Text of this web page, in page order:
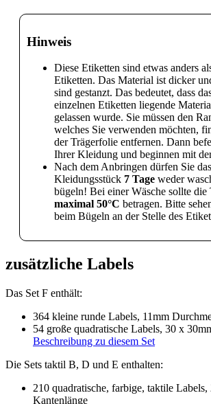
Hinweis
Diese Etiketten sind etwas anders
Etiketten. Das Material ist dicker
sind gestanzt. Das bedeutet, dass
einzelnen Etiketten liegende
gelassen wurde. Sie müssen den
welches Sie verwenden möchten,
der Trägerfolie entfernen. Dann
Ihrer Kleidung und beginnen mit
Nach dem Anbringen dürfen Sie das
Kleidungsstück 7 Tage weder
bügeln! Bei einer Wäsche sollte die
maximal 50°C betragen. Bitte
beim Bügeln an der Stelle des
zusätzliche Labels
Das Set F enthält:
364 kleine runde Labels, 11mm
54 große quadratische Labels, 30 x
Beschreibung zu diesem Set
Die Sets taktil B, D und E enthalten:
210 quadratische, farbige, taktile
Kantenlänge